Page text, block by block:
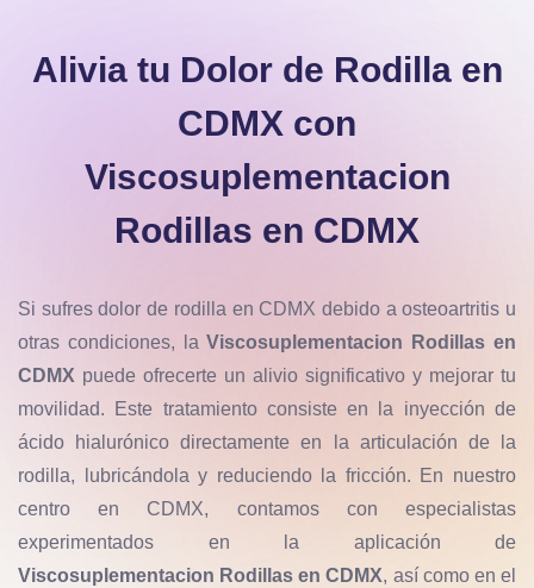
Alivia tu Dolor de Rodilla en
CDMX con
Viscosuplementacion
Rodillas en CDMX
Si sufres dolor de rodilla en CDMX debido a osteoartritis u
otras condiciones, laViscosuplementacion Rodillas en
CDMX puede ofrecerte un alivio significativo y mejorar tu
movilidad. Este tratamiento consiste en la inyección de
ácido hialurónico directamente en la articulación de la
rodilla, lubricándola y reduciendo la fricción. En nuestro
centro en CDMX, contamos con especialistas
experimentados en la aplicación de
Viscosuplementacion Rodillas en CDMX, así como en el